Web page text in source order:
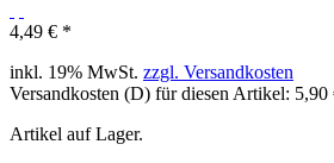
4,49 € *
inkl. 19% MwSt. zzgl. Versandkosten
Versandkosten (D) für diesen Artikel: 5,90
Artikel auf Lager.